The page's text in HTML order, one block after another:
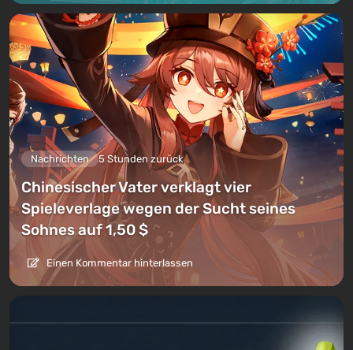
Nachrichten 5 Stunden zurück
Chinesischer Vater verklagt vier
Spieleverlage wegen der Sucht seines
Sohnes auf 1,50 $
Einen Kommentar hinterlassen